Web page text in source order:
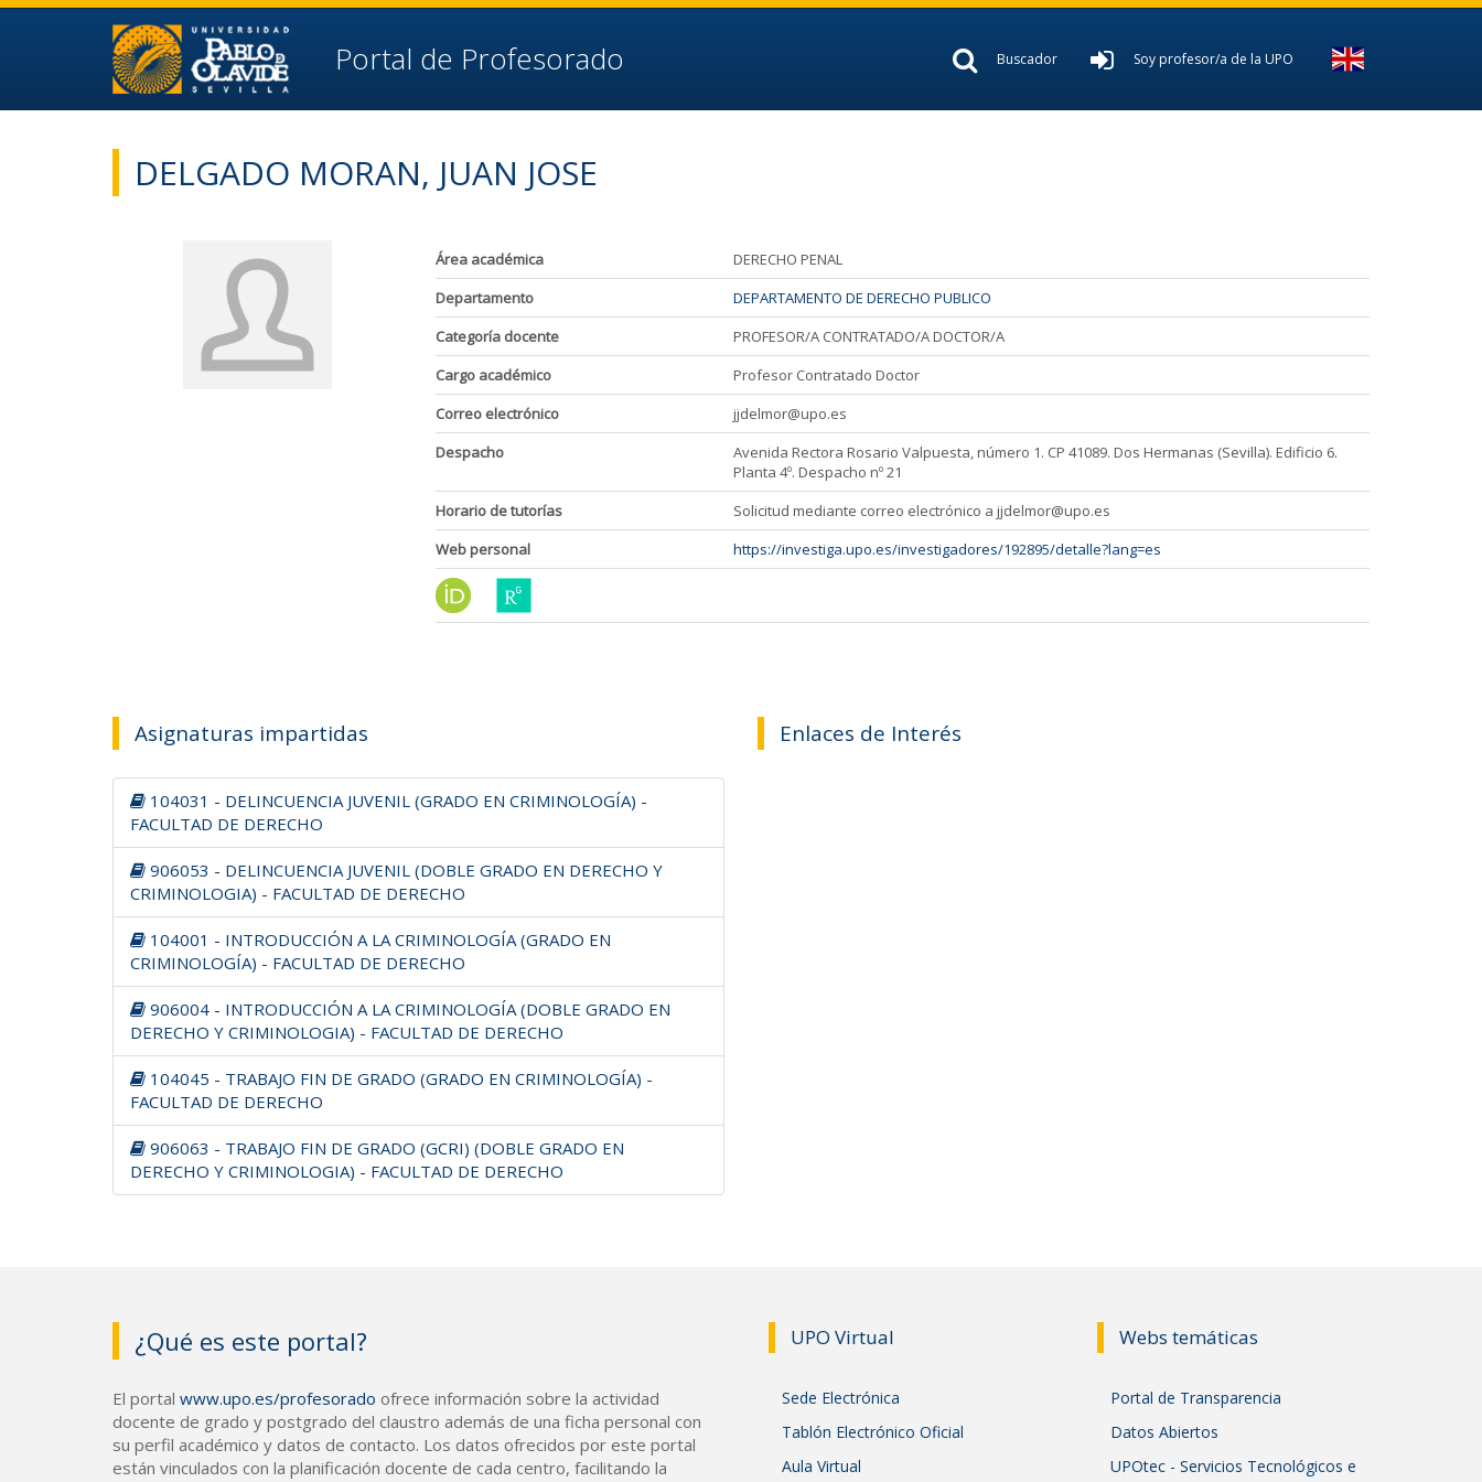
Ir al contenido principal de la página (alt + s)
Ir a la cabecera de la página (alt + c)
Ir al pie de la página (alt + p)
Ir al menú principal (alt + u)
Portal de Profesorado Buscador Soy profesor/a de la UPO
DELGADO MORAN, JUAN JOSE
Área académica
DERECHO PENAL
Departamento
DEPARTAMENTO DE DERECHO PUBLICO
Categoría docente
PROFESOR/A CONTRATADO/A DOCTOR/A
Cargo académico
Profesor Contratado Doctor
Correo electrónico
jjdelmor@upo.es
Despacho
Avenida Rectora Rosario Valpuesta, número 1. CP 41089. Dos Hermanas (Sevilla). Edificio 6.
Planta 4º. Despacho nº 21
Horario de tutorías
Solicitud mediante correo electrónico a jjdelmor@upo.es
Web personal
https://investiga.upo.es/investigadores/192895/detalle?lang=es
Asignaturas impartidas
104031 - DELINCUENCIA JUVENIL (GRADO EN CRIMINOLOGÍA) -
FACULTAD DE DERECHO
906053 - DELINCUENCIA JUVENIL (DOBLE GRADO EN DERECHO Y
CRIMINOLOGIA) - FACULTAD DE DERECHO
104001 - INTRODUCCIÓN A LA CRIMINOLOGÍA (GRADO EN
CRIMINOLOGÍA) - FACULTAD DE DERECHO
906004 - INTRODUCCIÓN A LA CRIMINOLOGÍA (DOBLE GRADO EN
DERECHO Y CRIMINOLOGIA) - FACULTAD DE DERECHO
104045 - TRABAJO FIN DE GRADO (GRADO EN CRIMINOLOGÍA) -
FACULTAD DE DERECHO
906063 - TRABAJO FIN DE GRADO (GCRI) (DOBLE GRADO EN
DERECHO Y CRIMINOLOGIA) - FACULTAD DE DERECHO
Enlaces de Interés
¿Qué es este portal?
El portal www.upo.es/profesorado ofrece información sobre la actividad
docente de grado y postgrado del claustro además de una ficha personal con
su perfil académico y datos de contacto. Los datos ofrecidos por este portal
están vinculados con la planificación docente de cada centro, facilitando la
UPO Virtual
Sede Electrónica
Tablón Electrónico Oficial
Aula Virtual
Webs temáticas
Portal de Transparencia
Datos Abiertos
UPOtec - Servicios Tecnológicos e